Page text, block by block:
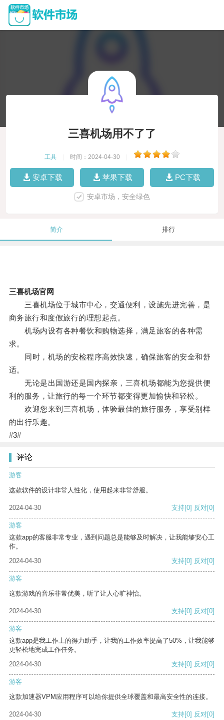
三喜机场用不了了
工具 时间：2024-04-30
安卓下载 苹果下载 PC下载
安卓市场，安全绿色
简介 排行
三喜机场官网
三喜机场位于城市中心，交通便利，设施先进完善，是
商务旅行和度假旅行的理想起点。
机场内设有各种餐饮和购物选择，满足旅客的各种需
求。
同时，机场的安检程序高效快速，确保旅客的安全和舒
适。
无论是出国游还是国内探亲，三喜机场都能为您提供便
利的服务，让旅行的每一个环节都变得更加愉快和轻松。
欢迎您来到三喜机场，体验最佳的旅行服务，享受别样
的出行乐趣。
#3#
评论
游客
这款软件的设计非常人性化，使用起来非常舒服。
2024-04-30 支持[0] 反对[0]
游客
这款app的客服非常专业，遇到问题总是能够及时解决，让我能够安心工
作。
2024-04-30
支持[0] 反对[0]
游客
这款游戏的音乐非常优美，听了让人心旷神怡。
2024-04-30 支持[0] 反对[0]
游客
这款app是我工作上的得力助手，让我的工作效率提高了50%，让我能够
更轻松地完成工作任务。
2024-04-30
支持[0] 反对[0]
游客
这款加速器VPM应用程序可以给你提供全球覆盖和最高安全性的连接。
2024-04-30 支持[0] 反对[0]